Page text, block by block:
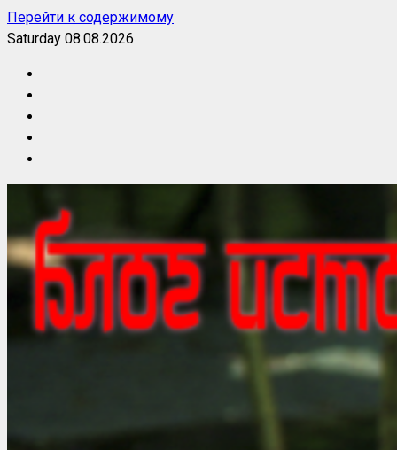
Перейти к содержимому
Saturday 08.08.2026